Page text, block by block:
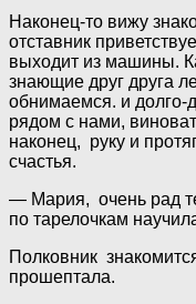
Наконец-то вижу
отставник
выходит из машины.
знающие друг друга
обнимаемся. и долго-
рядом с нами,
наконец, руку и
счастья.
— Мария, очень рад
по тарелочкам
Полковник
прошептала.